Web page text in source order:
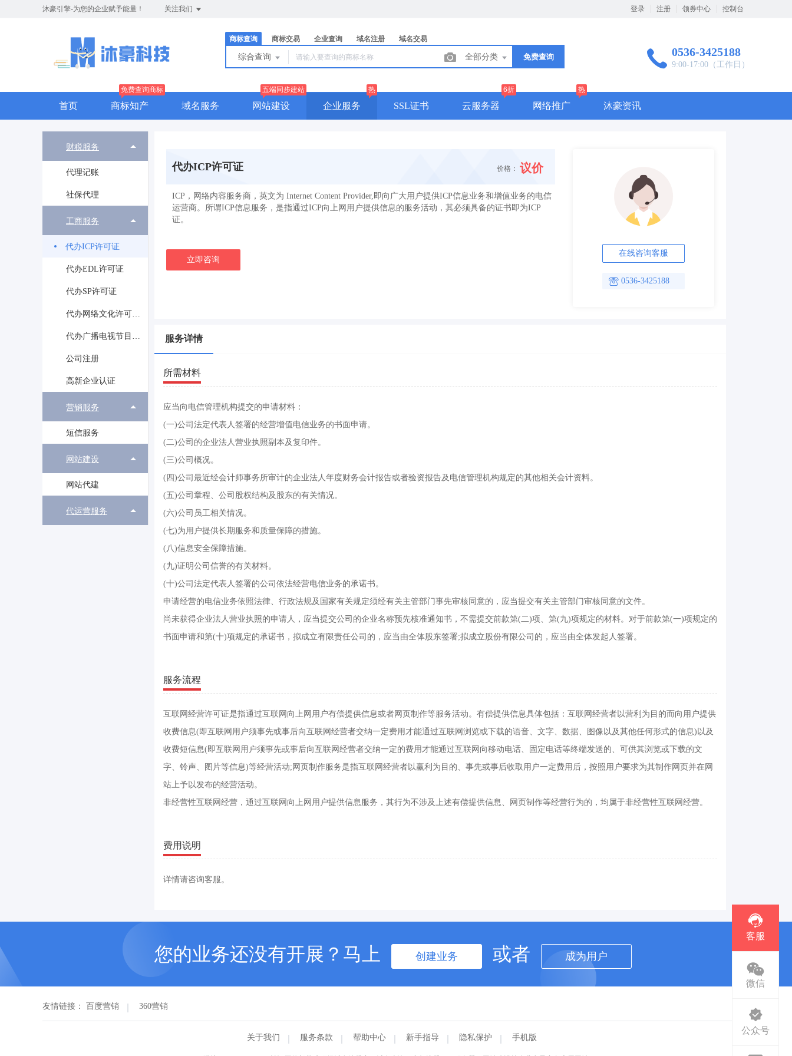
沐豪引擎-为您的企业赋予能量！ 关注我们 登录 注册 领券中心 控制台
商标查询 商标交易 企业查询 域名注册 域名交易
综合查询 全部分类 免费查询 0536-3425188
9:00-17:00（工作日）
首页 商标知产
免费查询商标
域名服务 网站建设
五端同步建站
企业服务
热
SSL证书 云服务器
6折
网络推广
热
沐豪资讯
财税服务
代理记账
社保代理
工商服务
代办ICP许可证
代办EDL许可证
代办SP许可证
代办网络文化许可证（音乐/动漫）
代办广播电视节目录制许可证
公司注册
高新企业认证
营销服务
短信服务
网站建设
网站代建
代运营服务
代办ICP许可证 价格： 议价
ICP，网络内容服务商，英文为 Internet Content Provider,即向广大用户提供ICP信息业务和增值业务的电信
运营商。所谓ICP信息服务，是指通过ICP向上网用户提供信息的服务活动，其必须具备的证书即为ICP
证。
立即咨询
在线咨询客服
0536-3425188
服务详情
所需材料
应当向电信管理机构提交的申请材料：
(一)公司法定代表人签署的经营增值电信业务的书面申请。
(二)公司的企业法人营业执照副本及复印件。
(三)公司概况。
(四)公司最近经会计师事务所审计的企业法人年度财务会计报告或者验资报告及电信管理机构规定的其他相关会计资料。
(五)公司章程、公司股权结构及股东的有关情况。
(六)公司员工相关情况。
(七)为用户提供长期服务和质量保障的措施。
(八)信息安全保障措施。
(九)证明公司信誉的有关材料。
(十)公司法定代表人签署的公司依法经营电信业务的承诺书。
申请经营的电信业务依照法律、行政法规及国家有关规定须经有关主管部门事先审核同意的，应当提交有关主管部门审核同意的文件。
尚未获得企业法人营业执照的申请人，应当提交公司的企业名称预先核准通知书，不需提交前款第(二)项、第(九)项规定的材料。对于前款第(一)项规定的
书面申请和第(十)项规定的承诺书，拟成立有限责任公司的，应当由全体股东签署;拟成立股份有限公司的，应当由全体发起人签署。
服务流程
互联网经营许可证是指通过互联网向上网用户有偿提供信息或者网页制作等服务活动。有偿提供信息具体包括：互联网经营者以营利为目的而向用户提供
收费信息(即互联网用户须事先或事后向互联网经营者交纳一定费用才能通过互联网浏览或下载的语音、文字、数据、图像以及其他任何形式的信息)以及
收费短信息(即互联网用户须事先或事后向互联网经营者交纳一定的费用才能通过互联网向移动电话、固定电话等终端发送的、可供其浏览或下载的文
字、铃声、图片等信息)等经营活动;网页制作服务是指互联网经营者以赢利为目的、事先或事后收取用户一定费用后，按照用户要求为其制作网页并在网
站上予以发布的经营活动。
非经营性互联网经营，通过互联网向上网用户提供信息服务，其行为不涉及上述有偿提供信息、网页制作等经营行为的，均属于非经营性互联网经营。
费用说明
详情请咨询客服。
您的业务还没有开展？马上 创建业务 或者 成为用户
友情链接： 百度营销 360营销
关于我们 服务条款 帮助中心 新手指导 隐私保护 手机版
客服
微信
公众号